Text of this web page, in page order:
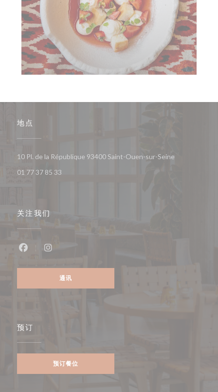
地点
10 Pl. de la République 93400 Saint-Ouen-sur-Seine((在新窗口中
01 77 37 85 33
关注我们
通讯
预订
预订餐位